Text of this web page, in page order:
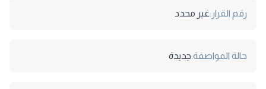
رقم القرار:غير محدد
حالة المواصفة:جديدة